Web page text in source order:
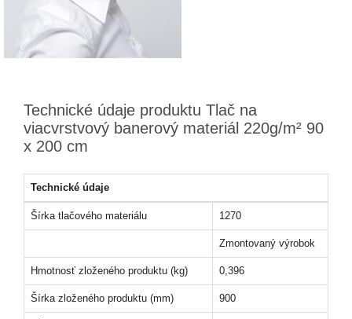
Technické údaje produktu Tlač na
viacvrstvový banerový materiál 220g/m² 90
x 200 cm
Technické údaje
Šírka tlačového materiálu 1270
Zmontovaný výrobok
Hmotnosť zloženého produktu (kg) 0,396
Šírka zloženého produktu (mm) 900